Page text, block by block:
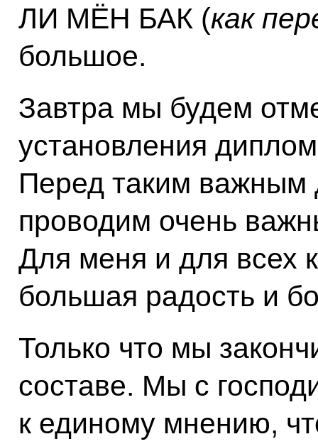
ЛИ МЁН БАК (как
большое.
Завтра мы будем
установления
Перед таким важным
проводим очень
Для меня и для всех
большая радость и
Только что мы
составе. Мы с
к единому мнению,